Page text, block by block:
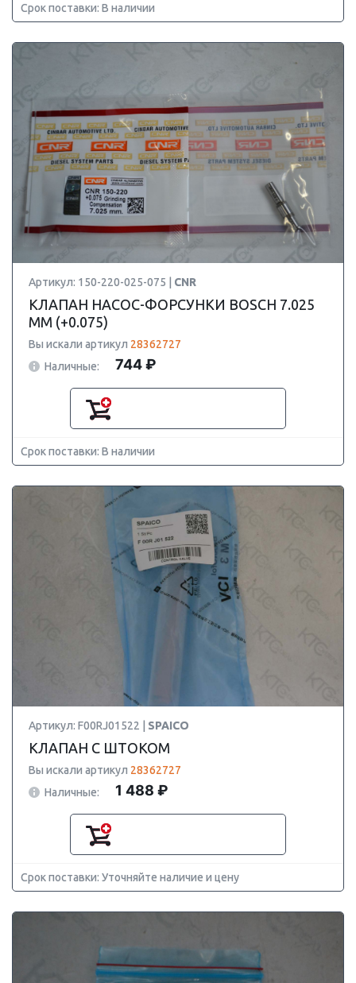
Срок поставки: В наличии
Артикул: 150-220-025-075 | CNR
КЛАПАН НАСОС-ФОРСУНКИ BOSCH 7.025
ММ (+0.075)
Вы искали артикул 28362727
Наличные:
744 ₽
Срок поставки: В наличии
Артикул: F00RJ01522 | SPAICO
КЛАПАН С ШТОКОМ
Вы искали артикул 28362727
Наличные:
1 488 ₽
Срок поставки: Уточняйте наличие и цену